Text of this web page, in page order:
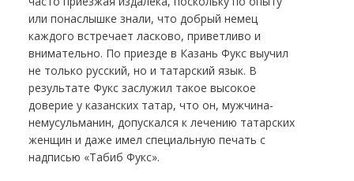
или понаслышке знали, что добрый немец
каждого встречает ласково, приветливо и
внимательно. По приезде в Казань Фукс выучил
не только русский, но и татарский язык. В
результате Фукс заслужил такое высокое
доверие у казанских татар, что он, мужчина-
немусульманин, допускался к лечению татарских
женщин и даже имел специальную печать с
надписью «Табиб Фукс».